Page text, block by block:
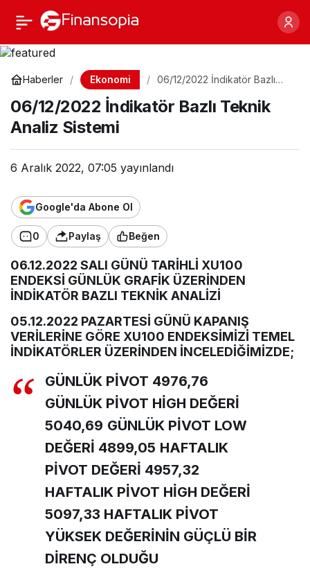
Haberler Ekonomi
06/12/2022 İndikatör Bazlı
06/12/2022 İndikatör Bazlı Teknik
Analiz Sistemi
6 Aralık 2022, 07:05 yayınlandı
Google'da Abone Ol
0 Paylaş Beğen
06.12.2022 SALI GÜNÜ TARİHLİ XU100
ENDEKSİ GÜNLÜK GRAFİK ÜZERİNDEN
İNDİKATÖR BAZLI TEKNİK ANALİZİ
05.12.2022 PAZARTESİ GÜNÜ KAPANIŞ
VERİLERİNE GÖRE XU100 ENDEKSİMİZİ TEMEL
İNDİKATÖRLER ÜZERİNDEN İNCELEDİĞİMİZDE;
GÜNLÜK PİVOT 4976,76
GÜNLÜK PİVOT HİGH DEĞERİ
5040,69 GÜNLÜK PİVOT LOW
DEĞERİ 4899,05 HAFTALIK
PİVOT DEĞERİ 4957,32
HAFTALIK PİVOT HİGH DEĞERİ
5097,33 HAFTALIK PİVOT
YÜKSEK DEĞERİNİN GÜÇLÜ BİR
DİRENÇ OLDUĞU
06/12/2022 İndikatör
Bazlı Teknik Analiz
Paylaş